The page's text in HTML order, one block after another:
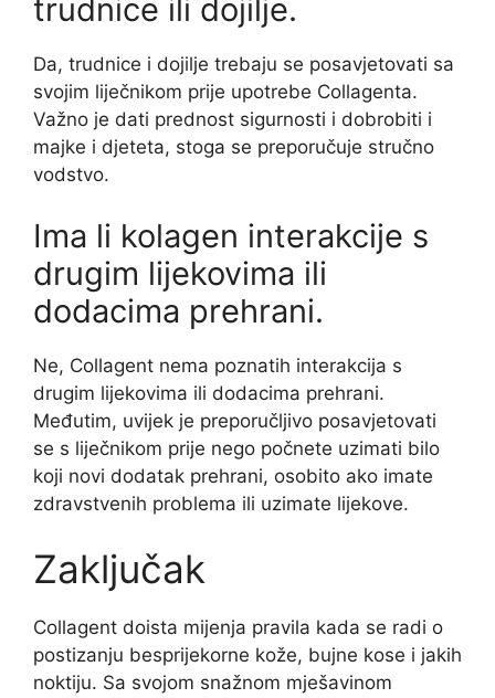
trudnice ili dojilje.
Da, trudnice i dojilje trebaju se posavjetovati sa
svojim liječnikom prije upotrebe Collagenta.
Važno je dati prednost sigurnosti i dobrobiti i
majke i djeteta, stoga se preporučuje stručno
vodstvo.
Ima li kolagen interakcije s
drugim lijekovima ili
dodacima prehrani.
Ne, Collagent nema poznatih interakcija s
drugim lijekovima ili dodacima prehrani.
Međutim, uvijek je preporučljivo posavjetovati
se s liječnikom prije nego počnete uzimati bilo
koji novi dodatak prehrani, osobito ako imate
zdravstvenih problema ili uzimate lijekove.
Zaključak
Collagent doista mijenja pravila kada se radi o
postizanju besprijekorne kože, bujne kose i jakih
noktiju. Sa svojom snažnom mješavinom